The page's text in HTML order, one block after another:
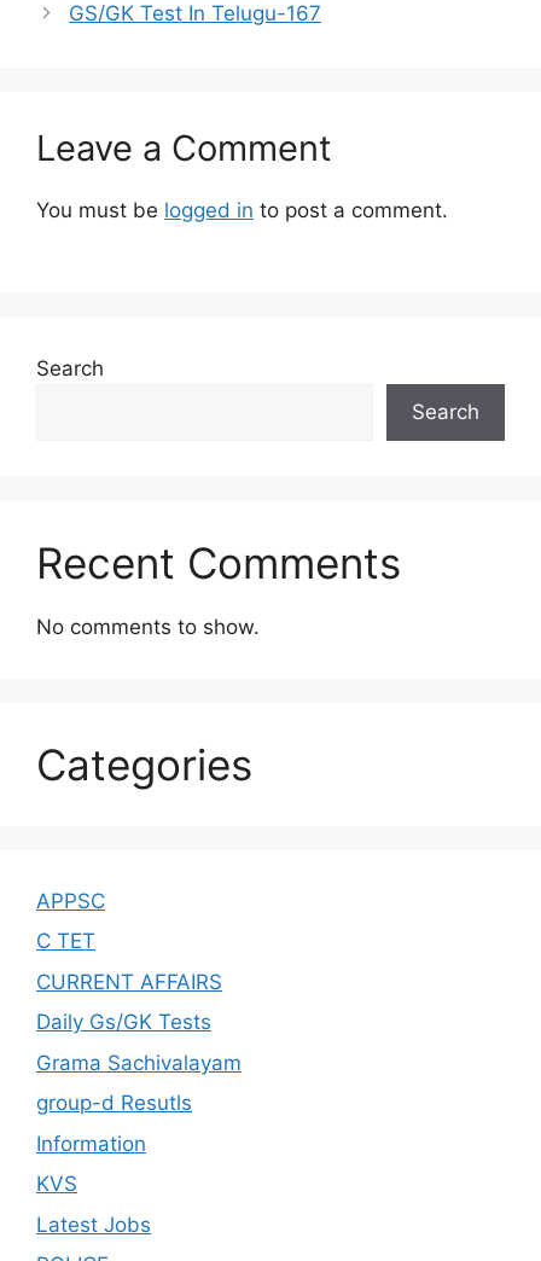
GS/GK Test In Telugu-167
Leave a Comment
You must be logged in to post a comment.
Search
Search
Recent Comments
No comments to show.
Categories
APPSC
C TET
CURRENT AFFAIRS
Daily Gs/GK Tests
Grama Sachivalayam
group-d Resutls
Information
KVS
Latest Jobs